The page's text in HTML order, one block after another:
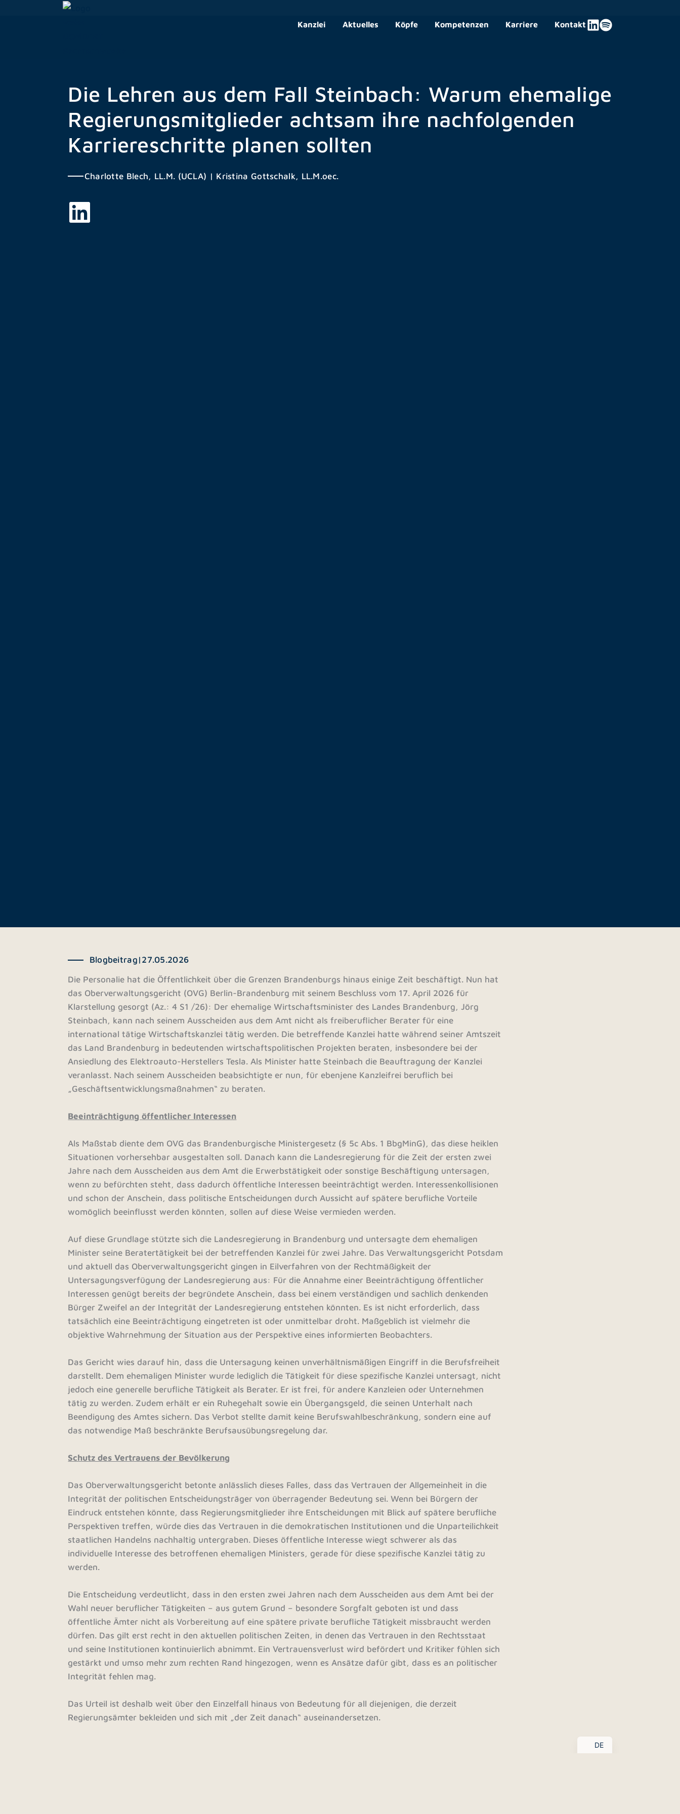
Kanzlei Aktuelles Köpfe Kompetenzen Karriere Kontakt
Die Lehren aus dem Fall Steinbach: Warum ehemalige
Regierungsmitglieder achtsam ihre nachfolgenden
Karriereschritte planen sollten
Charlotte Blech, LL.M. (UCLA) | Kristina Gottschalk, LL.M.oec.
Blogbeitrag | 27.05.2026
Die Personalie hat die Öffentlichkeit über die Grenzen Brandenburgs hinaus einige Zeit beschäftigt. Nun hat
das Oberverwaltungsgericht (OVG) Berlin-Brandenburg mit seinem Beschluss vom 17. April 2026 für
Klarstellung gesorgt (Az.: 4 S1 /26): Der ehemalige Wirtschaftsminister des Landes Brandenburg, Jörg
Steinbach, kann nach seinem Ausscheiden aus dem Amt nicht als freiberuflicher Berater für eine
international tätige Wirtschaftskanzlei tätig werden. Die betreffende Kanzlei hatte während seiner Amtszeit
das Land Brandenburg in bedeutenden wirtschaftspolitischen Projekten beraten, insbesondere bei der
Ansiedlung des Elektroauto-Herstellers Tesla. Als Minister hatte Steinbach die Beauftragung der Kanzlei
veranlasst. Nach seinem Ausscheiden beabsichtigte er nun, für ebenjene Kanzleifrei beruflich bei
„Geschäftsentwicklungsmaßnahmen“ zu beraten.
Beeinträchtigung öffentlicher Interessen
Als Maßstab diente dem OVG das Brandenburgische Ministergesetz (§ 5c Abs. 1 BbgMinG), das diese heiklen
Situationen vorhersehbar ausgestalten soll. Danach kann die Landesregierung für die Zeit der ersten zwei
Jahre nach dem Ausscheiden aus dem Amt die Erwerbstätigkeit oder sonstige Beschäftigung untersagen,
wenn zu befürchten steht, dass dadurch öffentliche Interessen beeinträchtigt werden. Interessenkollisionen
und schon der Anschein, dass politische Entscheidungen durch Aussicht auf spätere berufliche Vorteile
womöglich beeinflusst werden könnten, sollen auf diese Weise vermieden werden.
Auf diese Grundlage stützte sich die Landesregierung in Brandenburg und untersagte dem ehemaligen
Minister seine Beratertätigkeit bei der betreffenden Kanzlei für zwei Jahre. Das Verwaltungsgericht Potsdam
und aktuell das Oberverwaltungsgericht gingen in Eilverfahren von der Rechtmäßigkeit der
Untersagungsverfügung der Landesregierung aus: Für die Annahme einer Beeinträchtigung öffentlicher
Interessen genügt bereits der begründete Anschein, dass bei einem verständigen und sachlich denkenden
Bürger Zweifel an der Integrität der Landesregierung entstehen könnten. Es ist nicht erforderlich, dass
tatsächlich eine Beeinträchtigung eingetreten ist oder unmittelbar droht. Maßgeblich ist vielmehr die
objektive Wahrnehmung der Situation aus der Perspektive eines informierten Beobachters.
Das Gericht wies darauf hin, dass die Untersagung keinen unverhältnismäßigen Eingriff in die Berufsfreiheit
darstellt. Dem ehemaligen Minister wurde lediglich die Tätigkeit für diese spezifische Kanzlei untersagt, nicht
jedoch eine generelle berufliche Tätigkeit als Berater. Er ist frei, für andere Kanzleien oder Unternehmen
tätig zu werden. Zudem erhält er ein Ruhegehalt sowie ein Übergangsgeld, die seinen Unterhalt nach
Beendigung des Amtes sichern. Das Verbot stellte damit keine Berufswahlbeschränkung, sondern eine auf
das notwendige Maß beschränkte Berufsausübungsregelung dar.
Schutz des Vertrauens der Bevölkerung
Das Oberverwaltungsgericht betonte anlässlich dieses Falles, dass das Vertrauen der Allgemeinheit in die
Integrität der politischen Entscheidungsträger von überragender Bedeutung sei. Wenn bei Bürgern der
Eindruck entstehen könnte, dass Regierungsmitglieder ihre Entscheidungen mit Blick auf spätere berufliche
Perspektiven treffen, würde dies das Vertrauen in die demokratischen Institutionen und die Unparteilichkeit
staatlichen Handelns nachhaltig untergraben. Dieses öffentliche Interesse wiegt schwerer als das
individuelle Interesse des betroffenen ehemaligen Ministers, gerade für diese spezifische Kanzlei tätig zu
werden.
Die Entscheidung verdeutlicht, dass in den ersten zwei Jahren nach dem Ausscheiden aus dem Amt bei der
Wahl neuer beruflicher Tätigkeiten – aus gutem Grund – besondere Sorgfalt geboten ist und dass
öffentliche Ämter nicht als Vorbereitung auf eine spätere private berufliche Tätigkeit missbraucht werden
dürfen. Das gilt erst recht in den aktuellen politischen Zeiten, in denen das Vertrauen in den Rechtsstaat
und seine Institutionen kontinuierlich abnimmt. Ein Vertrauensverlust wird befördert und Kritiker fühlen sich
gestärkt und umso mehr zum rechten Rand hingezogen, wenn es Ansätze dafür gibt, dass es an politischer
Integrität fehlen mag.
Das Urteil ist deshalb weit über den Einzelfall hinaus von Bedeutung für all diejenigen, die derzeit
Regierungsämter bekleiden und sich mit „der Zeit danach“ auseinandersetzen.
DE